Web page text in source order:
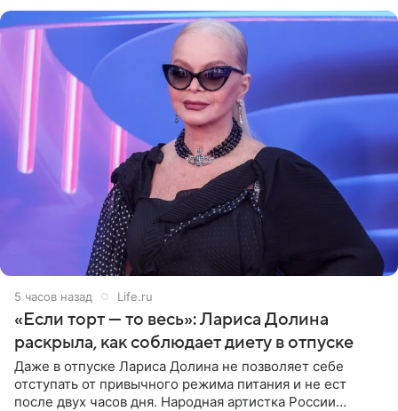
5 часов назад Life.ru
«Если торт — то весь»: Лариса Долина
раскрыла, как соблюдает диету в отпуске
Даже в отпуске Лариса Долина не позволяет себе
отступать от привычного режима питания и не ест
после двух часов дня. Народная артистка России